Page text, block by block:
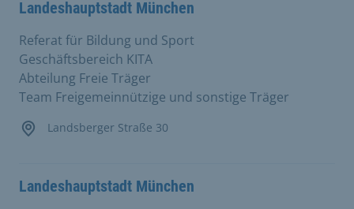
Referat für Bildung und Sport
Geschäftsbereich KITA
Abteilung Freie Träger
Team Freigemeinnützige und sonstige Träger
Landeshauptstadt München
Landsberger Straße 30
Landeshauptstadt München